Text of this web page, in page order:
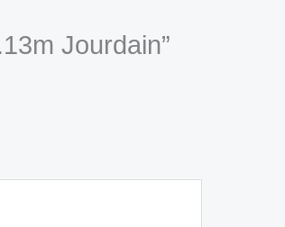
Jourdain”